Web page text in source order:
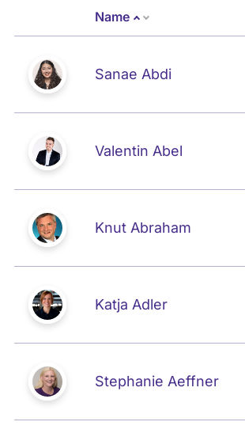
Name
Sanae Abdi
Valentin Abel
Knut Abraham
Katja Adler
Stephanie Aeffner